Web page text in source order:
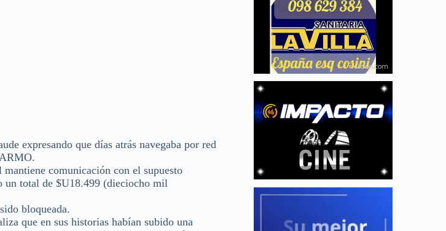
expresando que días atrás navegaba por red
comunicación con el supuesto
un total de $U18.499 (dieciocho mil
bloqueada.
que en sus historias habían subido una